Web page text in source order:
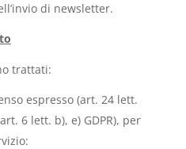
di newsletter.
trattati:
espresso (art. 24 lett.
6 lett. b), e) GDPR), per